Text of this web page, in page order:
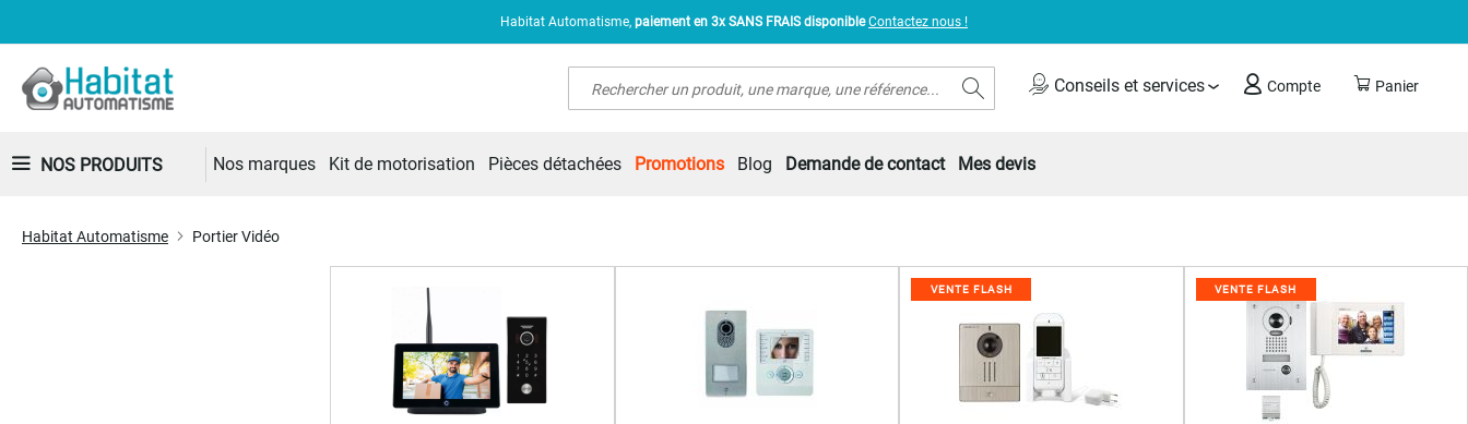
Habitat Automatisme, paiement en 3x SANS FRAIS disponible Contactez nous !
Panier
Conseils et services Compte
Rechercher
NOS PRODUITS Nos marques Kit de motorisation Pièces détachées Promotions Blog Demande de contact Mes devis
Habitat Automatisme Portier Vidéo
VENTE FLASH VENTE FLASH